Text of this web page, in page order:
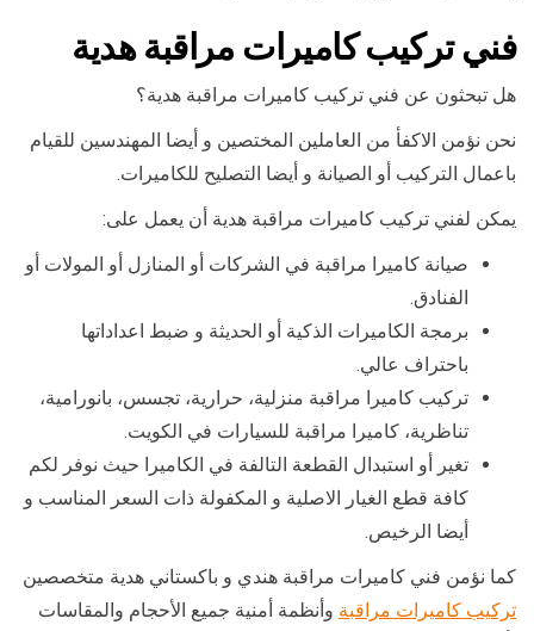
فني تركيب كاميرات مراقبة هدية
هل تبحثون عن فني تركيب كاميرات مراقبة هدية؟
نحن نؤمن الاكفأ من العاملين المختصين و أيضا المهندسين للقيام
باعمال التركيب أو الصيانة و أيضا التصليح للكاميرات.
يمكن لفني تركيب كاميرات مراقبة هدية أن يعمل على:
صيانة كاميرا مراقبة في الشركات أو المنازل أو المولات أو
الفنادق.
برمجة الكاميرات الذكية أو الحديثة و ضبط اعداداتها
باحتراف عالي.
تركيب كاميرا مراقبة منزلية، حرارية، تجسس، بانورامية،
تناظرية، كاميرا مراقبة للسيارات في الكويت.
تغير أو استبدال القطعة التالفة في الكاميرا حيث نوفر لكم
كافة قطع الغيار الاصلية و المكفولة ذات السعر المناسب و
أيضا الرخيص.
كما نؤمن فني كاميرات مراقبة هندي و باكستاني هدية متخصصين
تركيب كاميرات مراقبة وأنظمة أمنية جميع الأحجام والمقاسات